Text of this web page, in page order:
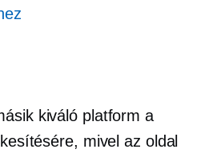
kiváló platform a
mivel az oldal